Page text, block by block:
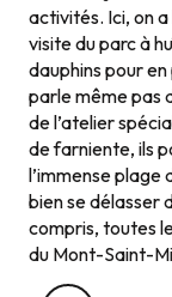
activités. Ici, on
visite du parc à
dauphins pour
parle même pas
de l’atelier
de farniente, ils
l’immense plage
bien se délasser
compris, toutes
du Mont-Saint-